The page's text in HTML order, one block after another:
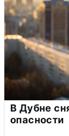
В Дубне
опасности